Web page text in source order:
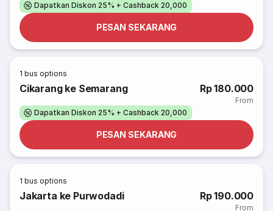
Dapatkan Diskon 25% + Cashback 20,000
PESAN SEKARANG
1 bus options
Cikarang ke Semarang Rp 180.000
From
Dapatkan Diskon 25% + Cashback 20,000
PESAN SEKARANG
1 bus options
Jakarta ke Purwodadi Rp 190.000
From